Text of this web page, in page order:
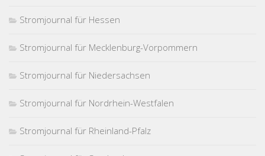
Stromjournal für Hessen
Stromjournal für Mecklenburg-Vorpommern
Stromjournal für Niedersachsen
Stromjournal für Nordrhein-Westfalen
Stromjournal für Rheinland-Pfalz